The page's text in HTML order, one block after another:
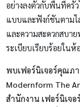
อย่างลงตัวกับพื้นที่ครั
แบบและฟังก์ชันตามไ
และความสะดวกสบา
ระเบียบเรียบร้อยในห้
พบเฟอร์นิเจอร์คุณภ
Modernform The
สำนักงาน เฟอร์นิเจ